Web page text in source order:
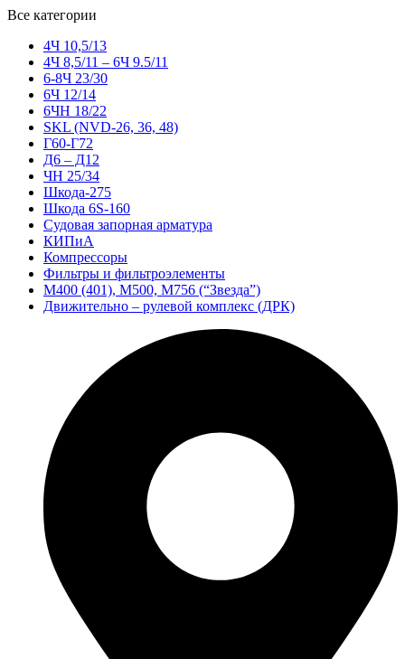
Все категории
4Ч 10,5/13
4Ч 8,5/11 – 6Ч 9.5/11
6-8Ч 23/30
6Ч 12/14
6ЧН 18/22
SKL (NVD-26, 36, 48)
Г60-Г72
Д6 – Д12
ЧН 25/34
Шкода-275
Шкода 6S-160
Судовая запорная арматура
КИПиА
Компрессоры
Фильтры и фильтроэлементы
М400 (401), М500, М756 (“Звезда”)
Движительно – рулевой комплекс (ДРК)